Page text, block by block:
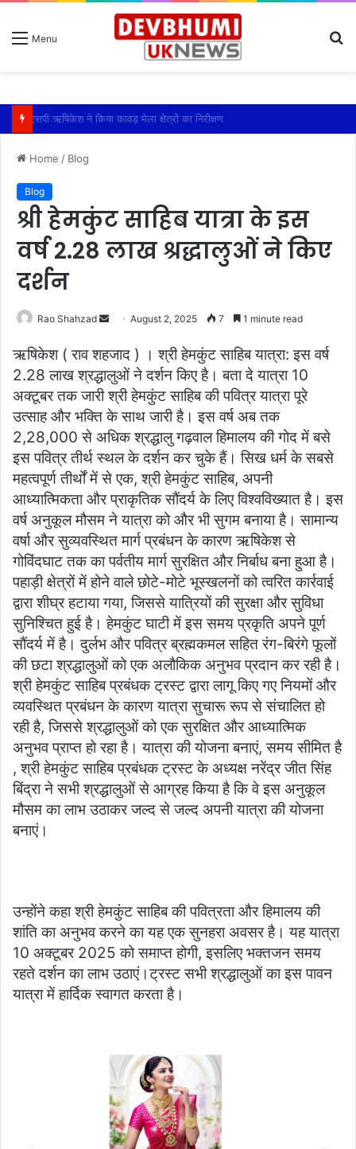
Menu
एसपी ऋषिकेश ने किया कावड़ मेला क्षेत्रों का निरीक्षण
Home / Blog
Blog
श्री हेमकुंट साहिब यात्रा के इस
वर्ष 2.28 लाख श्रद्धालुओं ने किए
दर्शन
Rao Shahzad
Send
email
August 2, 2025 7 1 minute read
ऋषिकेश ( राव शहजाद ) । श्री हेमकुंट साहिब यात्रा: इस वर्ष
2.28 लाख श्रद्धालुओं ने दर्शन किए है। बता दे यात्रा 10
अक्टूबर तक जारी श्री हेमकुंट साहिब की पवित्र यात्रा पूरे
उत्साह और भक्ति के साथ जारी है। इस वर्ष अब तक
2,28,000 से अधिक श्रद्धालु गढ़वाल हिमालय की गोद में बसे
इस पवित्र तीर्थ स्थल के दर्शन कर चुके हैं। सिख धर्म के सबसे
महत्वपूर्ण तीर्थों में से एक, श्री हेमकुंट साहिब, अपनी
आध्यात्मिकता और प्राकृतिक सौंदर्य के लिए विश्वविख्यात है। इस
वर्ष अनुकूल मौसम ने यात्रा को और भी सुगम बनाया है। सामान्य
वर्षा और सुव्यवस्थित मार्ग प्रबंधन के कारण ऋषिकेश से
गोविंदघाट तक का पर्वतीय मार्ग सुरक्षित और निर्बाध बना हुआ है।
पहाड़ी क्षेत्रों में होने वाले छोटे-मोटे भूस्खलनों को त्वरित कार्रवाई
द्वारा शीघ्र हटाया गया, जिससे यात्रियों की सुरक्षा और सुविधा
सुनिश्चित हुई है। हेमकुंट घाटी में इस समय प्रकृति अपने पूर्ण
सौंदर्य में है। दुर्लभ और पवित्र ब्रह्मकमल सहित रंग-बिरंगे फूलों
की छटा श्रद्धालुओं को एक अलौकिक अनुभव प्रदान कर रही है।
श्री हेमकुंट साहिब प्रबंधक ट्रस्ट द्वारा लागू किए गए नियमों और
व्यवस्थित प्रबंधन के कारण यात्रा सुचारू रूप से संचालित हो
रही है, जिससे श्रद्धालुओं को एक सुरक्षित और आध्यात्मिक
अनुभव प्राप्त हो रहा है। यात्रा की योजना बनाएं, समय सीमित है
, श्री हेमकुंट साहिब प्रबंधक ट्रस्ट के अध्यक्ष नरेंद्र जीत सिंह
बिंद्रा ने सभी श्रद्धालुओं से आग्रह किया है कि वे इस अनुकूल
मौसम का लाभ उठाकर जल्द से जल्द अपनी यात्रा की योजना
बनाएं।
उन्होंने कहा श्री हेमकुंट साहिब की पवित्रता और हिमालय की
शांति का अनुभव करने का यह एक सुनहरा अवसर है। यह यात्रा
10 अक्टूबर 2025 को समाप्त होगी, इसलिए भक्तजन समय
रहते दर्शन का लाभ उठाएं।ट्रस्ट सभी श्रद्धालुओं का इस पावन
यात्रा में हार्दिक स्वागत करता है।